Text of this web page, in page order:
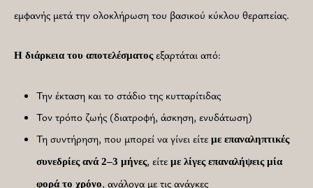
εμφανής μετά την ολοκλήρωση του βασικού κύκλου θεραπείας.
Η διάρκεια του αποτελέσματοςεξαρτάται από:
Την έκταση και το στάδιο της κυτταρίτιδας
Τον τρόπο ζωής (διατροφή, άσκηση, ενυδάτωση)
Τη συντήρηση, που μπορεί να γίνει είτε με επαναληπτικές
συνεδρίες ανά 2–3 μήνες, είτε με λίγες επαναλήψεις μία
φορά το χρόνο, ανάλογα με τις ανάγκες